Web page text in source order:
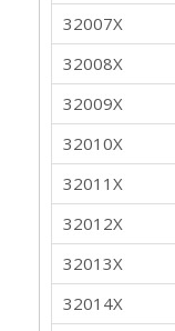
32007X
32008X
32009X
32010X
32011X
32012X
32013X
32014X